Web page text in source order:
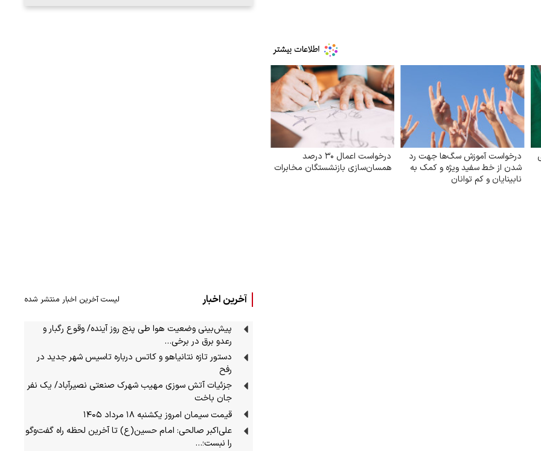
درخواست آموزش سگ‌ها جهت رد
شدن از خط سفید ویژه و کمک به
نابینایان و کم توانان
درخواست اعمال ۳۰ درصد
همسان‌سازی بازنشستگان مخابرات
آخرین اخبار لیست آخرین اخبار منتشر شده
پیش‌بینی وضعیت هوا طی پنج روز آینده/ وقوع رگبار و
رعدو برق در برخی…
دستور تازه نتانیاهو و کاتس درباره تاسیس شهر جدید در
رفح
جزئیات آتش سوزی مهیب شهرک صنعتی نصیرآباد/ یک نفر
جان باخت
قیمت سیمان امروز یکشنبه ۱۸ مرداد ۱۴۰۵
علی‌اکبر صالحی: امام حسین(ع) تا آخرین لحظه راه گفت‌وگو
را نبست؛…